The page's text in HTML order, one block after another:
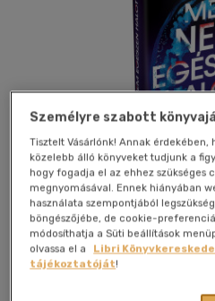
Kívánságlistához adom
(1 vélemény)
Személyre szabott
Tisztelt Vásárlónk! Annak érdekében,
közelebb álló könyveket tudjunk a
hogy fogadja el az ehhez szükséges
megnyomásával. Ennek hiányában
használata szempontjából
böngészőjébe, de cookie-
módosíthatja a Süti beállítások
olvassa el a
Libri
tájékoztatóját!